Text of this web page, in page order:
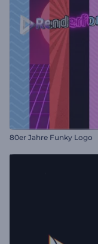
80er Jahre Funky Logo